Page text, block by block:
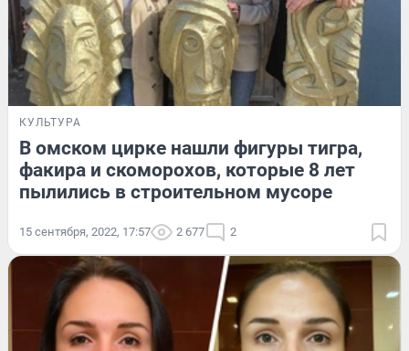
КУЛЬТУРА
В омском цирке нашли фигуры тигра,
факира и скоморохов, которые 8 лет
пылились в строительном мусоре
15 сентября, 2022, 17:57 2 677 2